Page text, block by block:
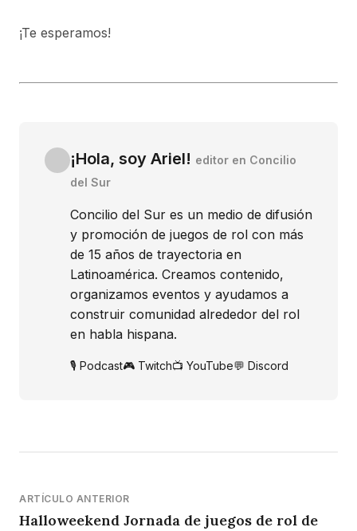
¡Te esperamos!
¡Hola, soy Ariel! editor en Concilio
del Sur
Concilio del Sur es un medio de difusión
y promoción de juegos de rol con más
de 15 años de trayectoria en
Latinoamérica. Creamos contenido,
organizamos eventos y ayudamos a
construir comunidad alrededor del rol
en habla hispana.
🎙️ Podcast🎮 Twitch📺 YouTube💬 Discord
ARTÍCULO ANTERIOR
Halloweekend Jornada de juegos de rol de